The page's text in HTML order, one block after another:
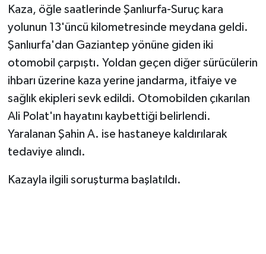
Kaza, öğle saatlerinde Şanlıurfa-Suruç kara
yolunun 13'üncü kilometresinde meydana geldi.
Şanlıurfa'dan Gaziantep yönüne giden iki
otomobil çarpıştı. Yoldan geçen diğer sürücülerin
ihbarı üzerine kaza yerine jandarma, itfaiye ve
sağlık ekipleri sevk edildi. Otomobilden çıkarılan
Ali Polat'ın hayatını kaybettiği belirlendi.
Yaralanan Şahin A. ise hastaneye kaldırılarak
tedaviye alındı.
Kazayla ilgili soruşturma başlatıldı.